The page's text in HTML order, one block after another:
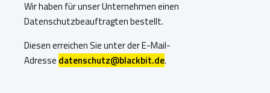
Wir haben für unser Unternehmen einen
Datenschutzbeauftragten bestellt.
Diesen erreichen Sie unter der E-Mail-
Adresse datenschutz@blackbit.de.